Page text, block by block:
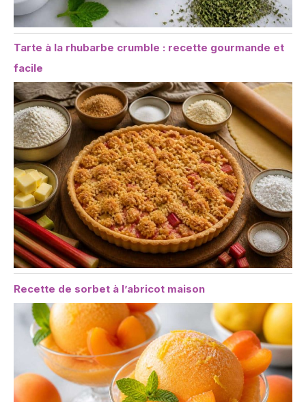
Tarte à la rhubarbe crumble : recette gourmande et
facile
Recette de sorbet à l’abricot maison